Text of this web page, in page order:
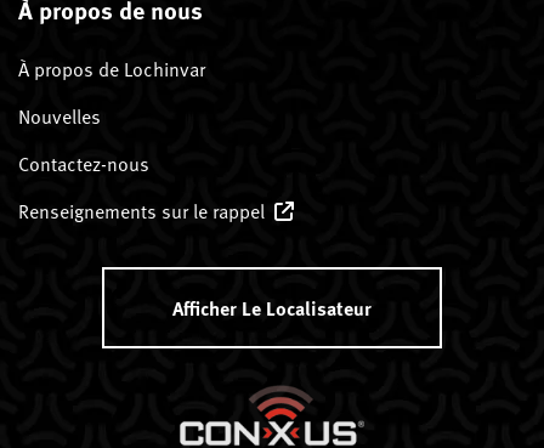
À propos de nous
À propos de Lochinvar
Nouvelles
Contactez-nous
Renseignements sur le rappel
Afficher Le Localisateur